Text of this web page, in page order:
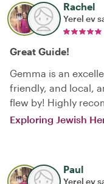
Rachel
Yerel ev
Great Guide!
Gemma is an
friendly, and local,
flew by! Highly
Exploring Jewish
Paul
Yerel ev